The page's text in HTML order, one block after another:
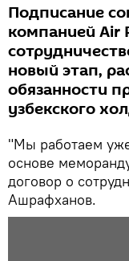
Подписание
компанией Air
новый этап,
обязанности
узбекского
"Мы работаем
основе
договор о
Ашрафханов.